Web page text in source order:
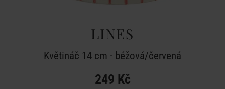
LINES
Květináč 14 cm - béžová/červená
249 Kč